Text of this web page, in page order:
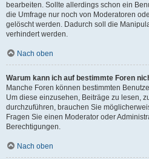
bearbeiten. Sollte allerdings schon ein
die Umfrage nur noch von Moderatoren
gelöscht werden. Dadurch soll die
verhindert werden.
Nach oben
Warum kann ich auf bestimmte Foren
Manche Foren können bestimmten
Um diese einzusehen, Beiträge zu lesen,
durchzuführen, brauchen Sie
Fragen Sie einen Moderator oder
Berechtigungen.
Nach oben